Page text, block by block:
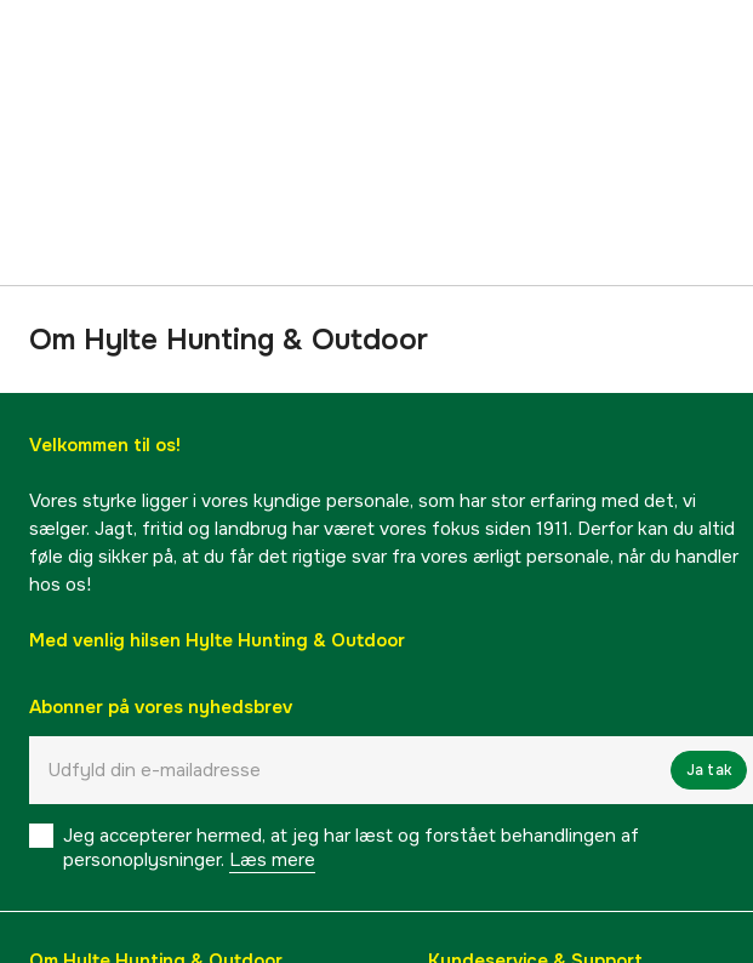
Om Hylte Hunting & Outdoor
Velkommen til os!
Vores styrke ligger i vores kyndige personale, som har stor erfaring med det, vi
sælger. Jagt, fritid og landbrug har været vores fokus siden 1911. Derfor kan du altid
føle dig sikker på, at du får det rigtige svar fra vores ærligt personale, når du handler
hos os!
Med venlig hilsen Hylte Hunting & Outdoor
Abonner på vores nyhedsbrev
Ja tak
Jeg accepterer hermed, at jeg har læst og forstået behandlingen af ​​
personoplysninger. Læs mere